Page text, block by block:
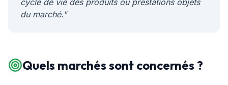
cycle de vie des produits ou prestations objets
du marché."
Quels marchés sont concernés ?